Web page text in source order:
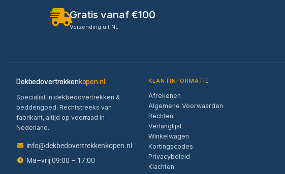
Gratis vanaf €100
Verzending uit NL
Dekbedovertrekkenkopen.nl
Specialist in dekbedovertrekken &
beddengoed. Rechtstreeks van
fabrikant, altijd op voorraad in
Nederland.
info@dekbedovertrekkenkopen.nl
Ma–vrij 09:00 – 17:00
KLANTINFORMATIE
Afrekenen
Algemene Voorwaarden
Rechten
Verlanglijst
Winkelwagen
Kortingscodes
Privacybeleid
Klachten